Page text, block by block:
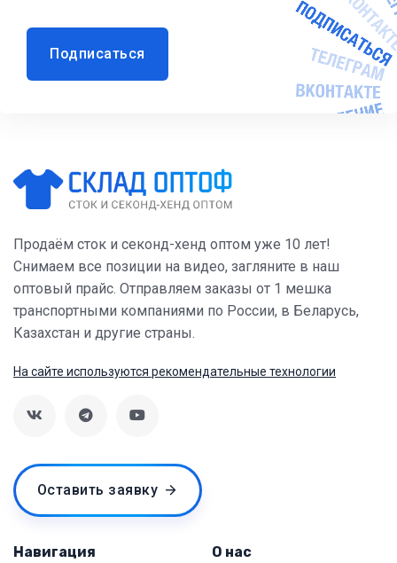
Подписаться
Продаём сток и секонд-хенд оптом уже 10 лет!
Снимаем все позиции на видео, загляните в наш
оптовый прайс. Отправляем заказы от 1 мешка
транспортными компаниями по России, в Беларусь,
Казахстан и другие страны.
На сайте используются рекомендательные технологии
Оставить заявку
Навигация О нас